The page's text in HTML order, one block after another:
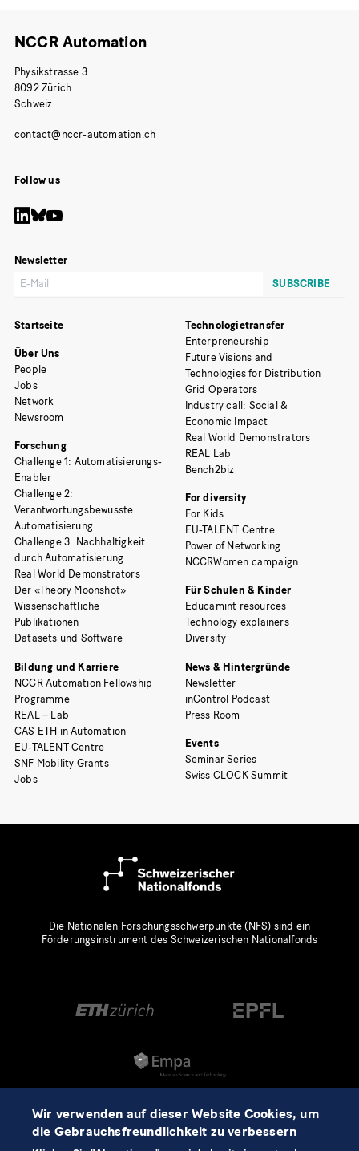
NCCR Automation
Physikstrasse 3
8092 Zürich
Schweiz
Follow us
Newsletter
Startseite
Über Uns
People
Jobs
Network
Newsroom
Forschung
Challenge 1: Automatisierungs-
Enabler
Challenge 2:
Verantwortungsbewusste
Automatisierung
Challenge 3: Nachhaltigkeit
durch Automatisierung
Real World Demonstrators
Der «Theory Moonshot»
Wissenschaftliche
Publikationen
Datasets und Software
Bildung und Karriere
NCCR Automation Fellowship
Programme
REAL – Lab
CAS ETH in Automation
EU-TALENT Centre
SNF Mobility Grants
Jobs
Technologietransfer
Enterpreneurship
Future Visions and
Technologies for Distribution
Grid Operators
Industry call: Social &
Economic Impact
Real World Demonstrators
REAL Lab
Bench2biz
For diversity
For Kids
EU-TALENT Centre
Power of Networking
NCCRWomen campaign
Für Schulen & Kinder
Educamint resources
Technology explainers
Diversity
News & Hintergründe
Newsletter
inControl Podcast
Press Room
Events
Seminar Series
Swiss CLOCK Summit
Die Nationalen Forschungsschwerpunkte (NFS) sind ein
Förderungsinstrument des Schweizerischen Nationalfonds
Wir verwenden auf dieser Website Cookies, um
die Gebrauchsfreundlichkeit zu verbessern